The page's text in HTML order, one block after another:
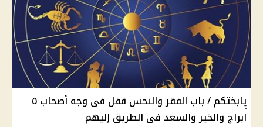
يابختكم / باب الفقر والنحس قفل فى وجه أصحاب ٥
ابراج والخير والسعد فى الطريق إليهم